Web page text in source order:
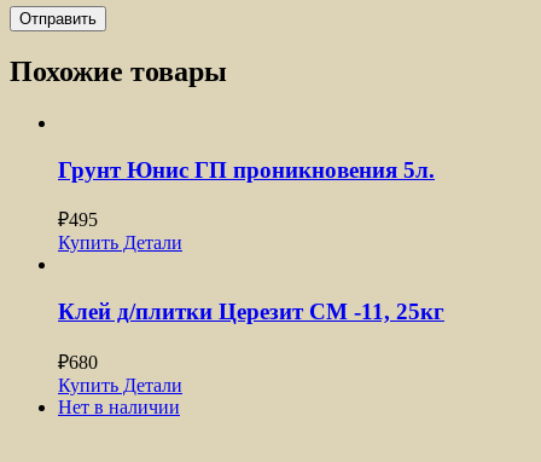
Похожие товары
Грунт Юнис ГП проникновения 5л.
₽495
Купить Детали
Клей д/плитки Церезит CM -11, 25кг
₽680
Купить Детали
Нет в наличии